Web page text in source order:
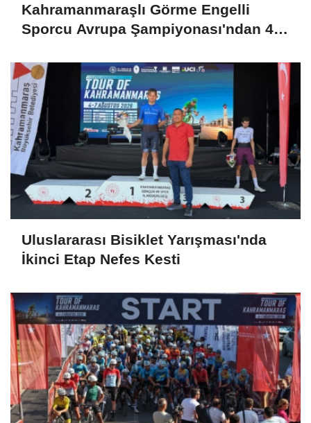
Kahramanmaraşlı Görme Engelli
Sporcu Avrupa Şampiyonası'ndan 4
Uluslararası Bisiklet Yarışması'nda
İkinci Etap Nefes Kesti